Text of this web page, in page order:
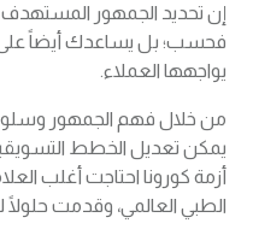
إن تحديد الجمهور المستهدف
فحسب؛ بل يساعدك أيضاً على
يواجهها العملاء.
من خلال فهم الجمهور
يمكن تعديل الخطط
أزمة كورونا احتاجت أغلب
الطبي العالمي، وقدمت حلولًا